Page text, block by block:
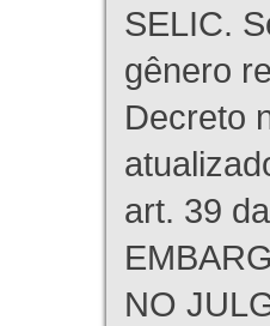
SELIC.
gênero
Decreto
art. 39
NO